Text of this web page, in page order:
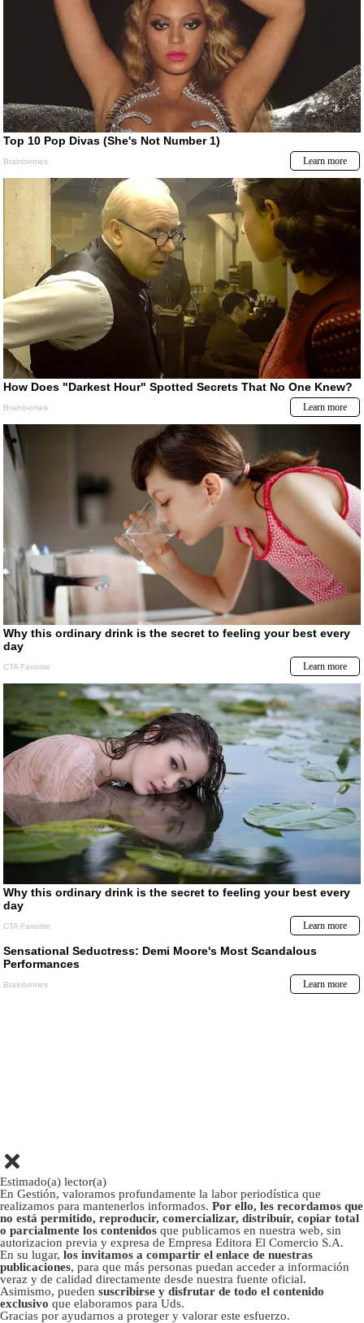
Estimado(a) lector(a)
En Gestión, valoramos profundamente la labor periodística que
realizamos para mantenerlos informados. Por ello, les recordamos que
no está permitido, reproducir, comercializar, distribuir, copiar total
o parcialmente los contenidos que publicamos en nuestra web, sin
autorizacion previa y expresa de Empresa Editora El Comercio S.A.
En su lugar, los invitamos a compartir el enlace de nuestras
publicaciones, para que más personas puedan acceder a información
veraz y de calidad directamente desde nuestra fuente oficial.
Asimismo, pueden suscribirse y disfrutar de todo el contenido
exclusivo que elaboramos para Uds.
Gracias por ayudarnos a proteger y valorar este esfuerzo.